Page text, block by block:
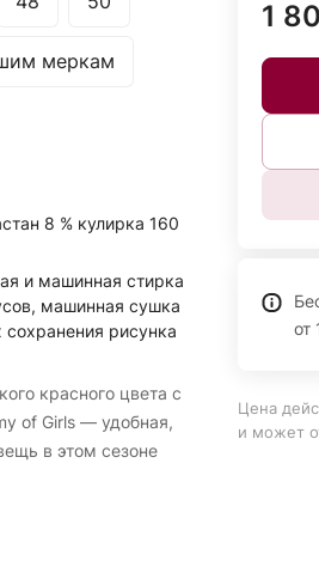
меркам
8 % кулирка 160
и машинная стирка
машинная сушка
рисунка
красного цвета с
of Girls — удобная,
в этом сезоне
1
от
Цена
и может